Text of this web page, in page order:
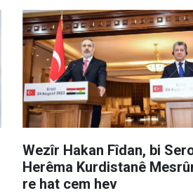
Wezîr Hakan Fîdan, bi
Herêma Kurdistanê
re hat cem hev